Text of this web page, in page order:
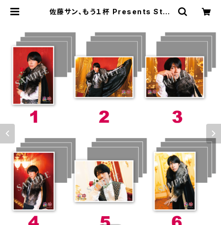
佐藤サン、もう１杯 Presents Stor
ランダム販売 | SECOND LINE ON
LINE SHOP